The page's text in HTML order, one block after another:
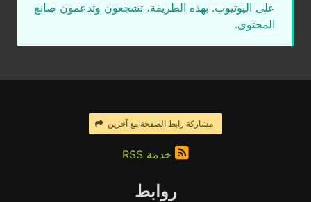
على اليوتيوب. بهذه الطريقة، تشجعون وتدعمون صانع
المحتوى.
مشاركة رابط الصفحة مع آخرين
خدمة RSS
روابط